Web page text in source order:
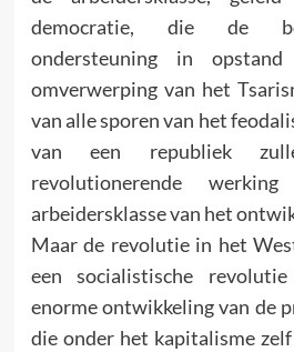
democratie, die de
ondersteuning in
omverwerping van het
van alle sporen van het
van een republiek
revolutionerende
arbeidersklasse van het
Maar de revolutie in het
een socialistische
enorme ontwikkeling van de
die onder het kapitalisme